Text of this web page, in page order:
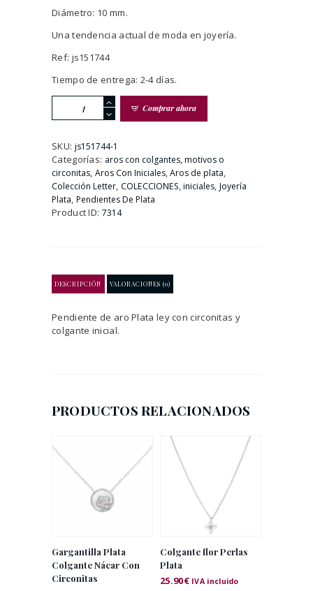
Diámetro: 10 mm.
Una tendencia actual de moda en joyería.
Ref: js151744
Tiempo de entrega: 2-4 días.
Con
Circonitas
e
Inicial
P
cantidad
Comprar ahora
SKU: js151744-1
Categorías: aros con colgantes, motivos o
circonitas, Aros Con Iniciales,Aros de plata,
Colección Letter, COLECCIONES,iniciales, Joyería
Plata, Pendientes De Plata
Product ID: 7314
DESCRIPCIÓN VALORACIONES (0)
Pendiente de aro Plata ley con circonitas y
colgante inicial.
PRODUCTOS RELACIONADOS
Gargantilla Plata
Colgante Nácar Con
Circonitas
Colgante flor Perlas
Plata
25.90€ IVA incluido